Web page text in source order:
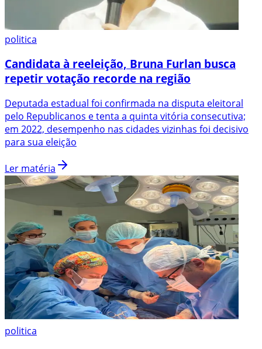
politica
Candidata à reeleição, Bruna Furlan busca
repetir votação recorde na região
Deputada estadual foi confirmada na disputa eleitoral
pelo Republicanos e tenta a quinta vitória consecutiva;
em 2022, desempenho nas cidades vizinhas foi decisivo
para sua eleição
Ler matéria
politica